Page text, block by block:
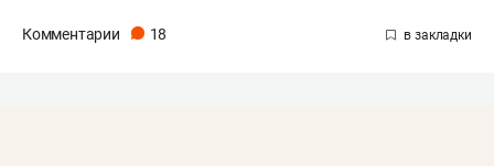
Комментарии 18